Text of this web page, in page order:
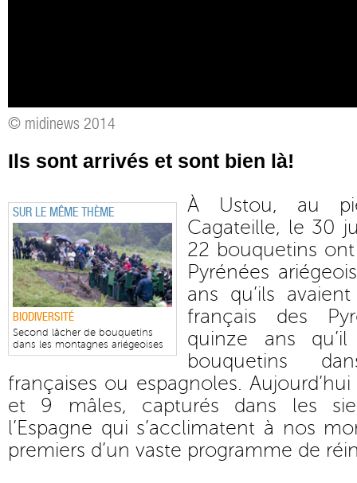
© midinews 2014
SUR LE MÊME THÈME
BIODIVERSITÉ
Second lâcher de bouquetins
dans les montagnes ariégeoises
Ils sont arrivés et sont bien là!
À Ustou, au
Cagateille, le 30
22 bouquetins
Pyrénées
ans qu’ils
français des
quinze ans
bouquetins
françaises ou espagnoles.
et 9 mâles, capturés dans les
l’Espagne qui s’acclimatent à nos
premiers d’un vaste programme de